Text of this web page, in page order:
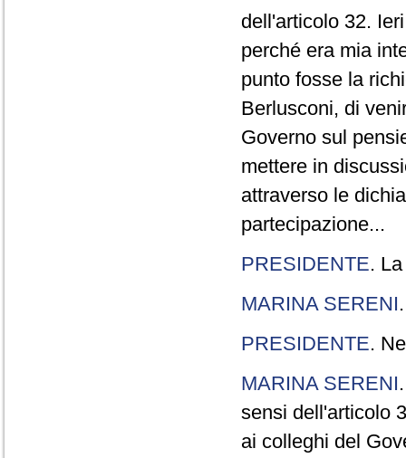
dell'articolo 32.
perché era mia
punto fosse la
Berlusconi, di
Governo sul
mettere in
attraverso le
partecipazione...
PRESIDENTE.
MARINA SERENI
PRESIDENTE.
MARINA SERENI
sensi dell'articolo
ai colleghi del